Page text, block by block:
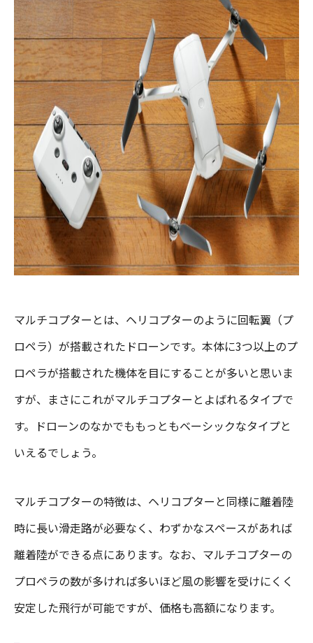
マルチコプターとは、ヘリコプターのように回転翼（プ
ロペラ）が搭載されたドローンです。本体に3つ以上のプ
ロペラが搭載された機体を目にすることが多いと思いま
すが、まさにこれがマルチコプターとよばれるタイプで
す。ドローンのなかでももっともベーシックなタイプと
いえるでしょう。
マルチコプターの特徴は、ヘリコプターと同様に離着陸
時に長い滑走路が必要なく、わずかなスペースがあれば
離着陸ができる点にあります。なお、マルチコプターの
プロペラの数が多ければ多いほど風の影響を受けにくく
安定した飛行が可能ですが、価格も高額になります。